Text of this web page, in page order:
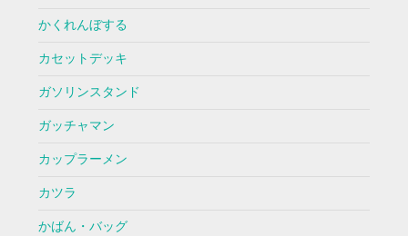
かくれんぼする
カセットデッキ
ガソリンスタンド
ガッチャマン
カップラーメン
カツラ
かばん・バッグ